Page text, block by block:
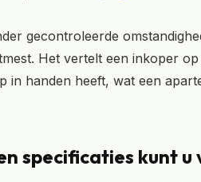
gecontroleerde
Het vertelt een inkoper
in handen heeft, wat een
specificaties kunt u